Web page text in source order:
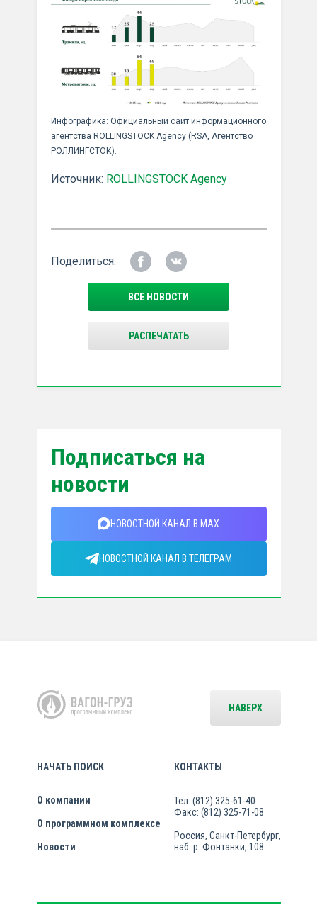
Инфографика: Официальный сайт информационного
агентства ROLLINGSTOCK Agency (RSA, Агентство
РОЛЛИНГСТОК).
Источник: ROLLINGSTOCK Agency
Поделиться:
ВСЕ НОВОСТИ
РАСПЕЧАТАТЬ
Подписаться на
новости
НОВОСТНОЙ КАНАЛ В MAX
НОВОСТНОЙ КАНАЛ В ТЕЛЕГРАМ
НАЧАТЬ ПОИСК
О компании
О программном комплексе
Новости
КОНТАКТЫ
Тел: (812) 325-61-40
Факс: (812) 325-71-08
Россия, Санкт-Петербург,
наб. р. Фонтанки, 108
НАВЕРХ